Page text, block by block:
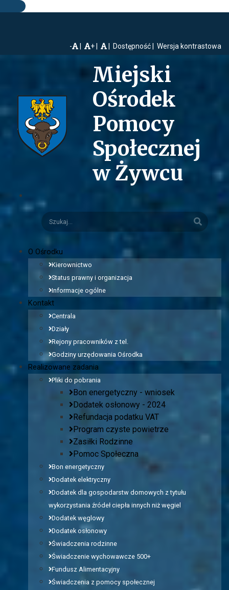
- + Dostępność Wersja kontrastowa
Miejski
Ośrodek
Pomocy
Społecznej
w Żywcu
Szukaj
O Ośrodku
Kierownictwo
Status prawny i organizacja
Informacje ogólne
Kontakt
Centrala
Działy
Rejony pracowników z tel.
Godziny urzędowania Ośrodka
Realizowane zadania
Pliki do pobrania
Bon energetyczny - wniosek
Dodatek osłonowy - 2024
Refundacja podatku VAT
Program czyste powietrze
Zasiłki Rodzinne
Pomoc Społeczna
Bon energetyczny
Dodatek elektryczny
Dodatek dla gospodarstw domowych z tytułu
wykorzystania źródeł ciepła innych niż węgiel
Dodatek węglowy
Dodatek osłonowy
Świadczenia rodzinne
Świadczenie wychowawcze 500+
Fundusz Alimentacyjny
Świadczenia z pomocy społecznej